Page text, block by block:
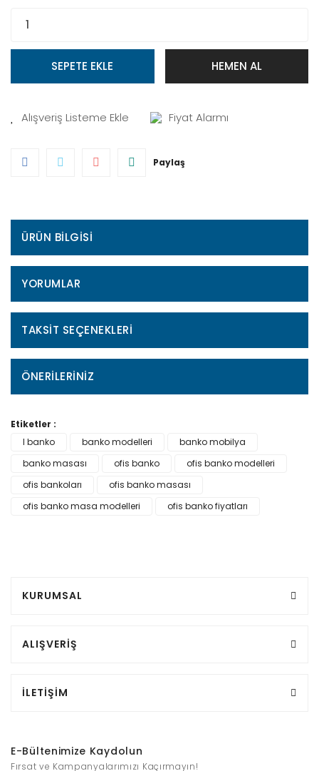
SEPETE EKLE HEMEN AL
Fiyat Alarmı
Paylaş
ÜRÜN BILGISI
YORUMLAR
TAKSIT SEÇENEKLERI
ÖNERILERINIZ
Etiketler :
l banko
banko modelleri
banko mobilya
banko masası
ofis banko
ofis banko modelleri
ofis bankoları
ofis banko masası
ofis banko masa modelleri
ofis banko fiyatları
KURUMSAL
ALIŞVERİŞ
İLETİŞİM
E-Bültenimize Kaydolun
Fırsat ve Kampanyalarımızı Kaçırmayın!